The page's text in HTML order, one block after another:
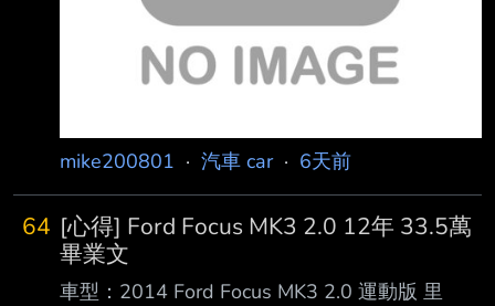
350h頂配才有嗎? 謝謝！ 謝謝！ 看可不可以救
回一點 謝謝分享 如果還是不
mike200801 · 汽車 car· 6天前
64 [心得] Ford Focus MK3 2.0 12年 33.5萬
畢業文
車型：2014 Ford Focus MK3 2.0 運動版 里